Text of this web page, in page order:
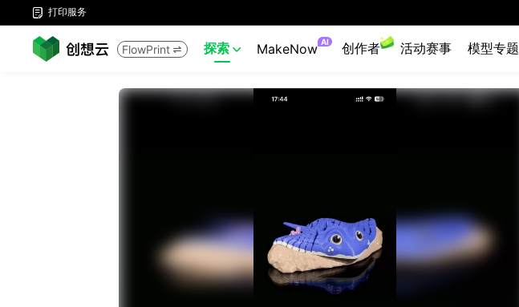
 打印服务
FlowPrint  探索  MakeNow AI 创作者 活动赛事 模型专题